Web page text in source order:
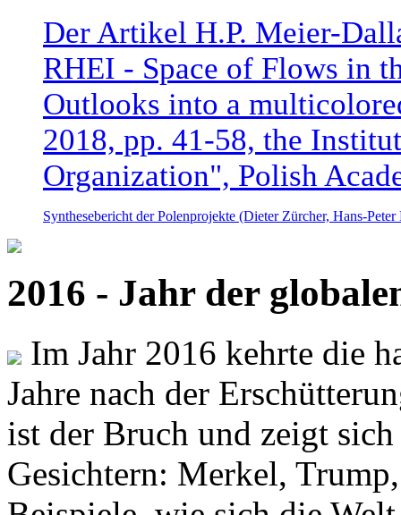
Der Artikel H.P. Meier-
RHEI - Space of Flows in
Outlooks into a
2018, pp. 41-58, the
Organization", Polish
Synthesebericht der Polenprojekte (Dieter Zürcher, Hans-
2016 - Jahr der
Im Jahr 2016 kehrte die
Jahre nach der
ist der Bruch und zeigt
Gesichtern: Merkel,